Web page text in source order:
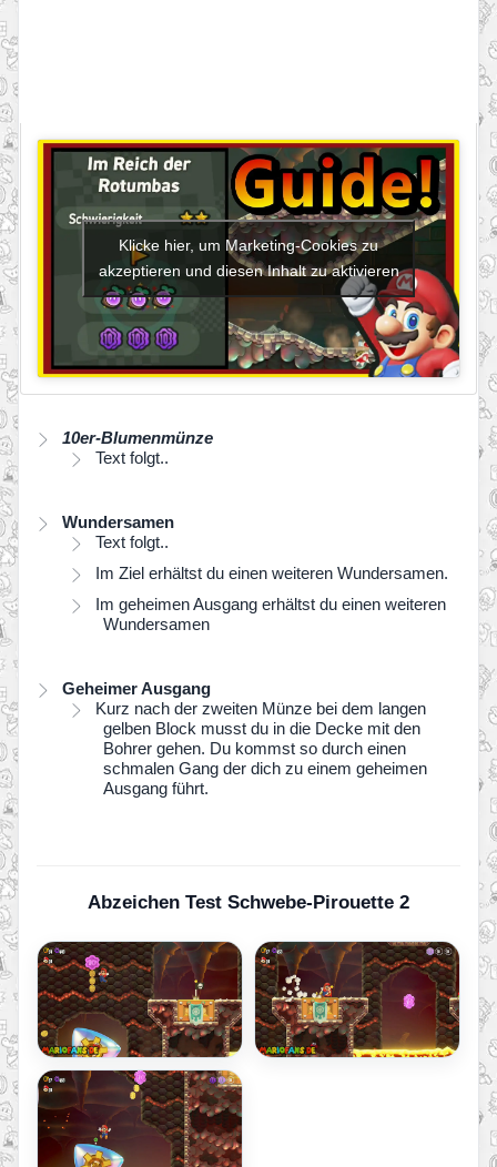
Klicke hier, um Marketing-Cookies zu
akzeptieren und diesen Inhalt zu aktivieren
10er-Blumenmünze
Text folgt..
Wundersamen
Text folgt..
Im Ziel erhältst du einen weiteren Wundersamen.
Im geheimen Ausgang erhältst du einen weiteren
Wundersamen
Geheimer Ausgang
Kurz nach der zweiten Münze bei dem langen
gelben Block musst du in die Decke mit den
Bohrer gehen. Du kommst so durch einen
schmalen Gang der dich zu einem geheimen
Ausgang führt.
Abzeichen Test Schwebe-Pirouette 2